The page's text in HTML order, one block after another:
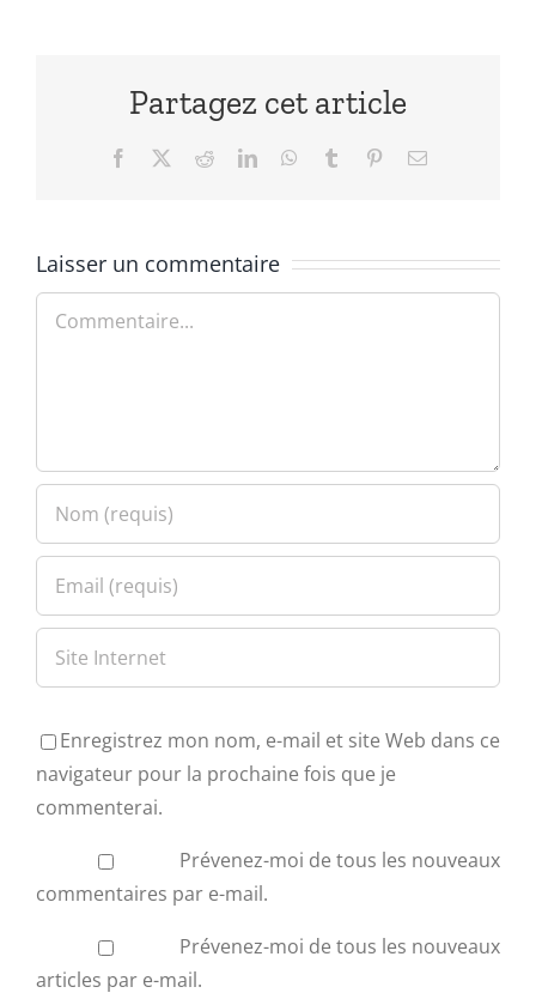
Partagez cet article
Facebook RedditLinkedInWhatsApp
Tumblr PinterestEmail
Laisser un commentaire
Commentaire
Enregistrez mon nom, e-mail et site Web dans ce
navigateur pour la prochaine fois que je
commenterai.
Prévenez-moi de tous les nouveaux
commentaires par e-mail.
Prévenez-moi de tous les nouveaux
articles par e-mail.